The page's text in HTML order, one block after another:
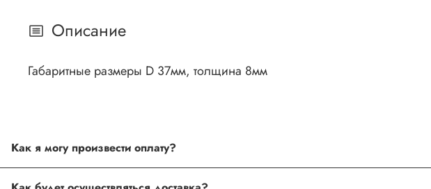
Описание
Габаритные размеры D 37мм, толщина 8мм
Как я могу произвести оплату?